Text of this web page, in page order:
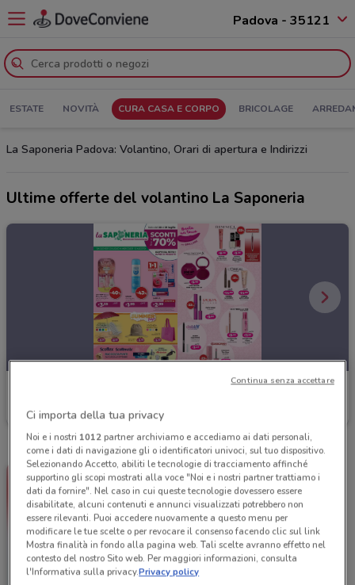
Padova - 35121
ESTATE NOVITÀ CURA CASA E CORPO BRICOLAGE
La Saponeria Padova: Volantino, Orari di apertura e Indirizzi
Ultime offerte del volantino La Saponeria
Scade mercoledì
Ci importa della tua privacy
Noi e i nostri 1012partner archiviamo e accediamo ai dati personali,
come i dati di navigazione gli o identificatori univoci, sul tuo dispositivo.
Selezionando Accetto, abiliti le tecnologie di tracciamento affinché
supportino gli scopi mostrati alla voce "Noi e i nostri partner trattiamo i
dati da fornire". Nel caso in cui queste tecnologie dovessero essere
disabilitate, alcuni contenuti e annunci visualizzati potrebbero non
essere rilevanti. Puoi accedere nuovamente a questo menu per
modificare le tue scelte o per revocare il consenso facendo clic sul link
Mostra finalità in fondo alla pagina web. Tali scelte avranno effetto nel
contesto del nostro Sito web. Per maggiori informazioni, consulta
l'Informativa sulla privacy.Privacy policy
Continua senza accettare